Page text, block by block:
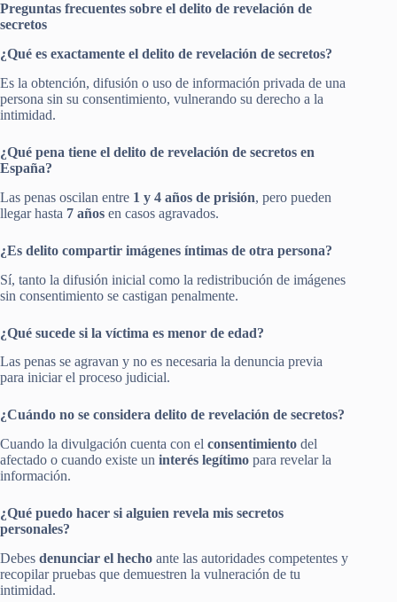
Preguntas frecuentes sobre el delito de revelación de
secretos
¿Qué es exactamente el delito de revelación de secretos?
Es la obtención, difusión o uso de información privada de una
persona sin su consentimiento, vulnerando su derecho a la
intimidad.
¿Qué pena tiene el delito de revelación de secretos en
España?
Las penas oscilan entre 1 y 4 años de prisión, pero pueden
llegar hasta 7 años en casos agravados.
¿Es delito compartir imágenes íntimas de otra persona?
Sí, tanto la difusión inicial como la redistribución de imágenes
sin consentimiento se castigan penalmente.
¿Qué sucede si la víctima es menor de edad?
Las penas se agravan y no es necesaria la denuncia previa
para iniciar el proceso judicial.
¿Cuándo no se considera delito de revelación de secretos?
Cuando la divulgación cuenta con el consentimiento del
afectado o cuando existe un interés legítimo para revelar la
información.
¿Qué puedo hacer si alguien revela mis secretos
personales?
Debes denunciar el hecho ante las autoridades competentes y
recopilar pruebas que demuestren la vulneración de tu
intimidad.